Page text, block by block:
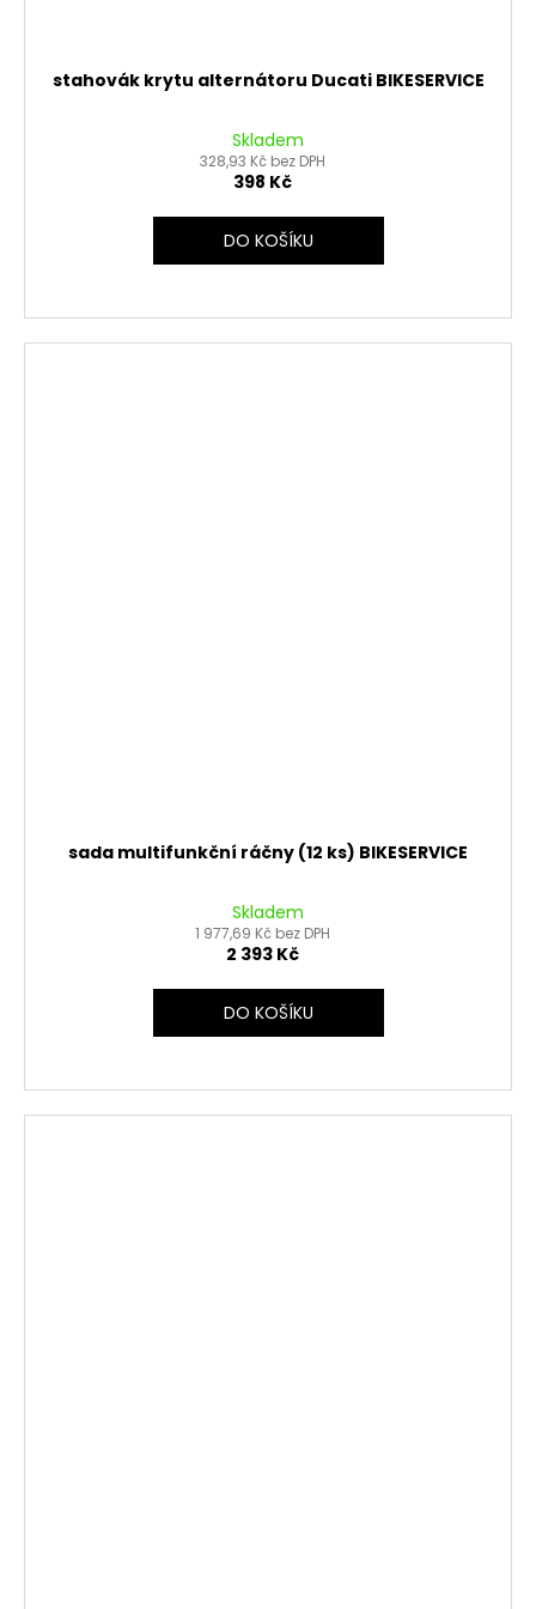
stahovák krytu alternátoru Ducati BIKESERVICE
Skladem
328,93 Kč bez DPH
398 Kč
DO KOŠÍKU
sada multifunkční ráčny (12 ks) BIKESERVICE
Skladem
1 977,69 Kč bez DPH
2 393 Kč
DO KOŠÍKU